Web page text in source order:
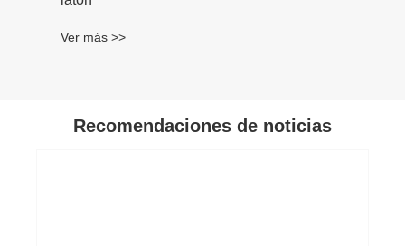
Ver más >>
Recomendaciones de noticias